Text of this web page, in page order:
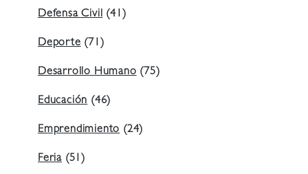
Defensa Civil(41)
Deporte(71)
Desarrollo Humano(75)
Educación(46)
Emprendimiento(24)
Feria (51)